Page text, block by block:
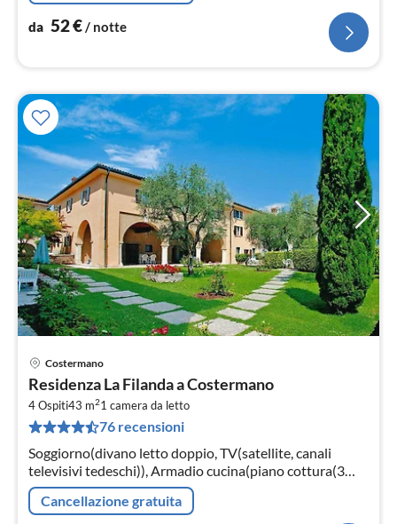
da 52€/ notte
Costermano
Residenza La Filanda a Costermano
4 Ospiti43 m21 camera da letto
76 recensioni
Soggiorno(divano letto doppio, TV(satellite, canali
televisivi tedeschi)), Armadio cucina(piano cottura(3
fuochi, elettrico), frigo con congelatore)
Cancellazione gratuita